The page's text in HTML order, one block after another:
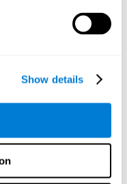
Show details
original de la
recordar si la fuente de